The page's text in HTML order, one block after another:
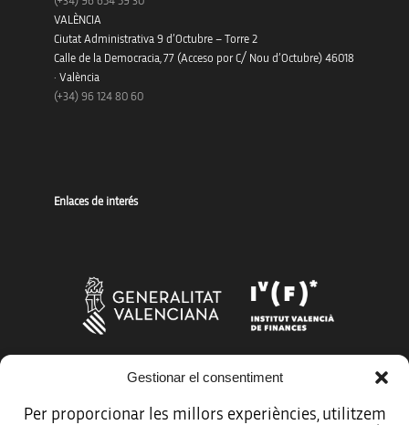
Gestionar el consentiment
Per proporcionar les millors experiències, utilitzem
VALÈNCIA
Ciutat Administrativa 9 d’Octubre – Torre 2
Calle de la Democracia, 77 (Acceso por C/ Nou d’Octubre) 46018
· València
(+34) 96 124 80 60
Enlaces de interés